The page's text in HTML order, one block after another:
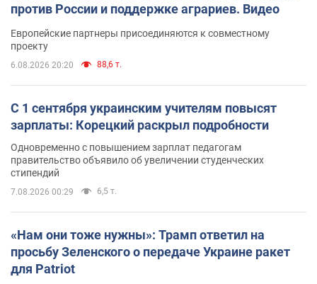
против России и поддержке аграриев. Видео
Европейские партнеры присоединяются к совместному
проекту
6.08.2026 20:20 88,6 т.
С 1 сентября украинским учителям повысят
зарплаты: Корецкий раскрыл подробности
Одновременно с повышением зарплат педагогам
правительство объявило об увеличении студенческих
стипендий
7.08.2026 00:29 6,5 т.
«Нам они тоже нужны»: Трамп ответил на
просьбу Зеленского о передаче Украине ракет
для Patriot